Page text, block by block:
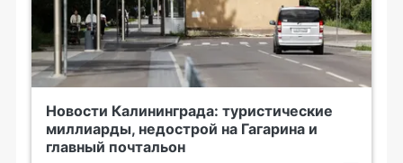
Новости Калининграда: туристические
миллиарды, недострой на Гагарина и
главный почтальон